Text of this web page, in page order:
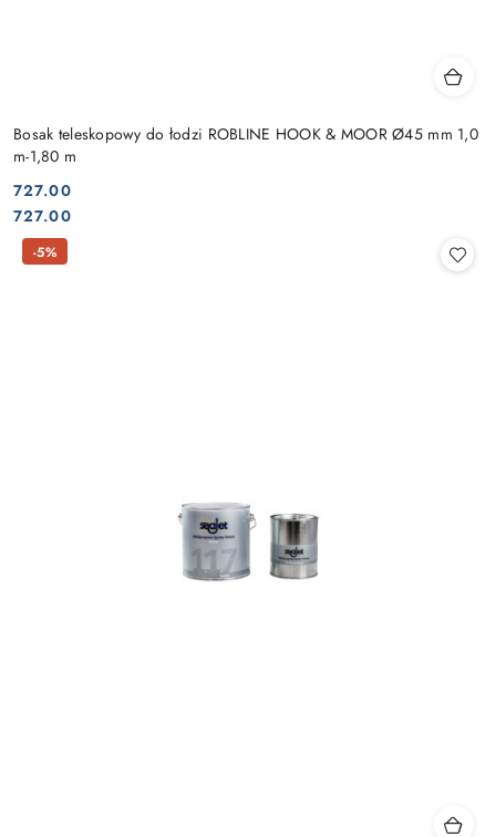
Bosak teleskopowy do łodzi ROBLINE HOOK & MOOR Ø45 mm 1,0
m-1,80 m
Cena:
727.00
Cena:
727.00
-5%